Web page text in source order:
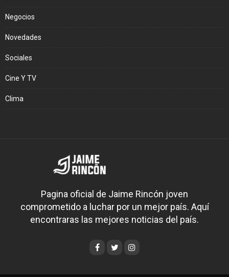
Negocios
Novedades
Sociales
Cine Y TV
Clima
Pagina oficial de Jaime Rincón joven
comprometido a luchar por un mejor país. Aquí
encontraras las mejores noticias del país.